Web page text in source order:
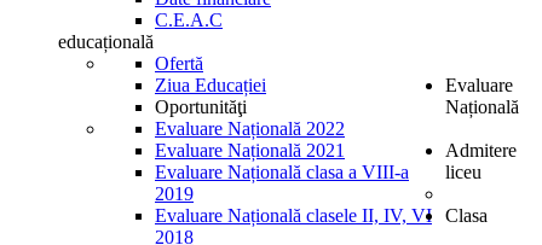
C.E.A.C
educațională
Ofertă
Ziua Educației
Oportunităţi
Evaluare
Națională
Evaluare Națională 2022
Evaluare Națională 2021
Evaluare Națională clasa a VIII-a
2019
Evaluare Națională clasele II, IV, VI
2018
Admitere
liceu
Clasa